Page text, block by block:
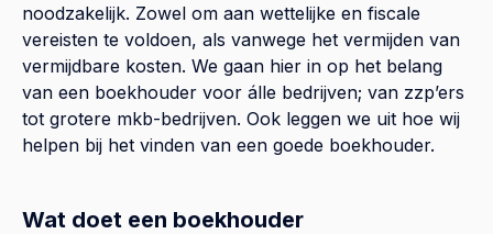
noodzakelijk. Zowel om aan wettelijke en fiscale
vereisten te voldoen, als vanwege het vermijden van
vermijdbare kosten. We gaan hier in op het belang
van een boekhouder voor álle bedrijven; van zzp’ers
tot grotere mkb-bedrijven. Ook leggen we uit hoe wij
helpen bij het vinden van een goede boekhouder.
Wat doet een boekhouder